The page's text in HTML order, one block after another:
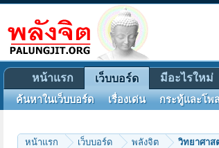
หน้าแรก เว็บบอร์ด พลังจิต วิทยาศาส
หน้าแรก เว็บบอร์ด
ค้นหาในเว็บบอร์ด เรื่องเด่น กระทู้และโพ
มีอะไรใหม่